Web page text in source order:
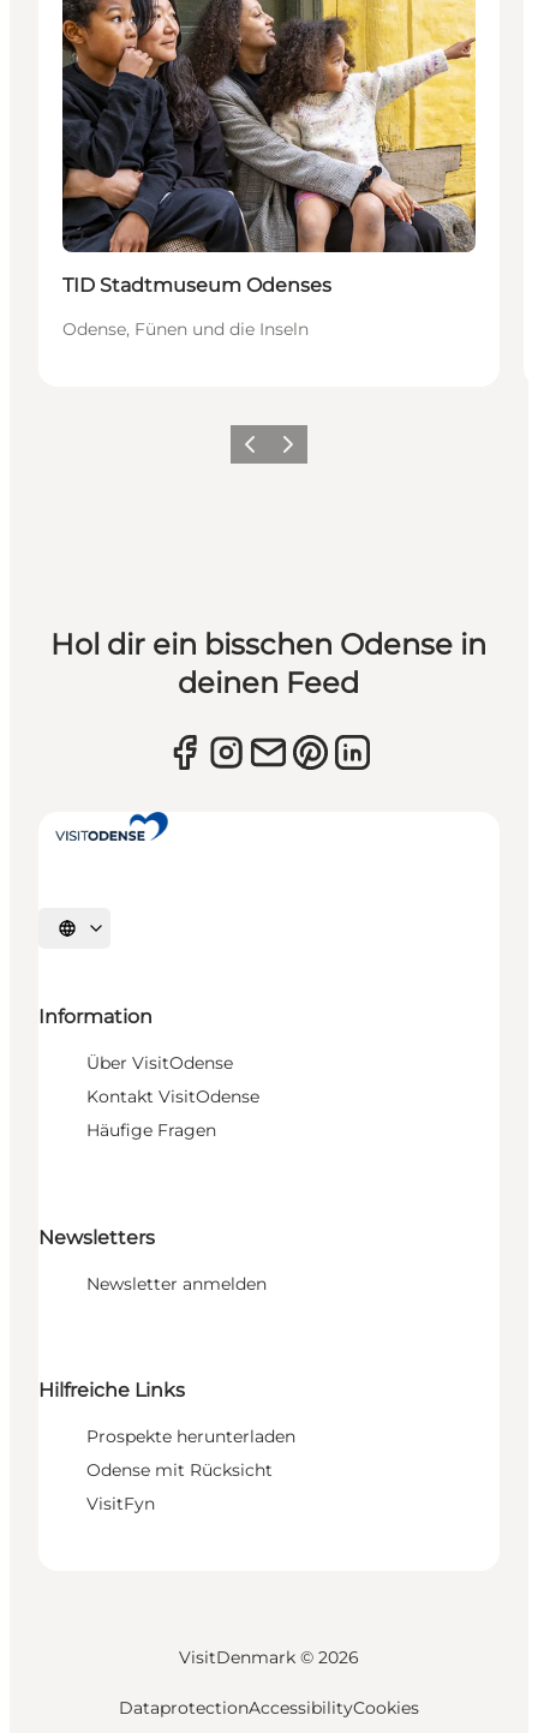
Nachhaltig
TID Stadtmuseum Odenses
Odense, Fünen und die Inseln
ZurückWeiter
Hol dir ein bisschen Odense in
deinen Feed
Sprache auswählen
Information
Über VisitOdense
Kontakt VisitOdense
Häufige Fragen
Newsletters
Newsletter anmelden
Hilfreiche Links
Prospekte herunterladen
Odense mit Rücksicht
VisitFyn
VisitDenmark © 2026
DataprotectionAccessibilityCookies